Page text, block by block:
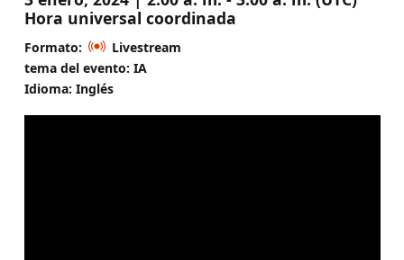
Hora universal coordinada
Formato:
Livestream
tema del evento: IA
Idioma: Inglés